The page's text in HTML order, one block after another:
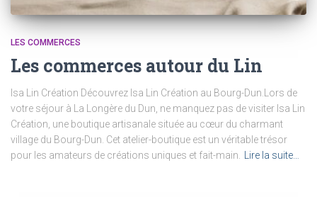
LES COMMERCES
Les commerces autour du Lin
Isa Lin Création Découvrez Isa Lin Création au Bourg-Dun.Lors de
votre séjour à La Longère du Dun, ne manquez pas de visiter Isa Lin
Création, une boutique artisanale située au cœur du charmant
village du Bourg-Dun. Cet atelier-boutique est un véritable trésor
pour les amateurs de créations uniques et fait-main.
Lire la suite…